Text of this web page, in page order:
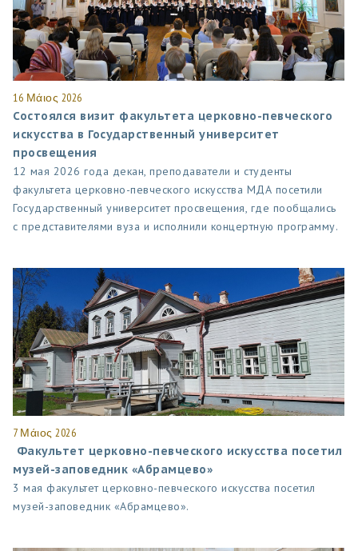
16 Μάιος 2026
Состоялся визит факультета церковно-певческого
искусства в Государственный университет
просвещения
12 мая 2026 года декан, преподаватели и студенты
факультета церковно-певческого искусства МДА посетили
Государственный университет просвещения, где пообщались
с представителями вуза и исполнили концертную программу.
7 Μάιος 2026
Факультет церковно-певческого искусства посетил
музей-заповедник «Абрамцево»
3 мая факультет церковно-певческого искусства посетил
музей-заповедник «Абрамцево».